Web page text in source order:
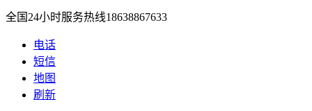
全国24小时服务热线18638867633
电话
短信
地图
刷新